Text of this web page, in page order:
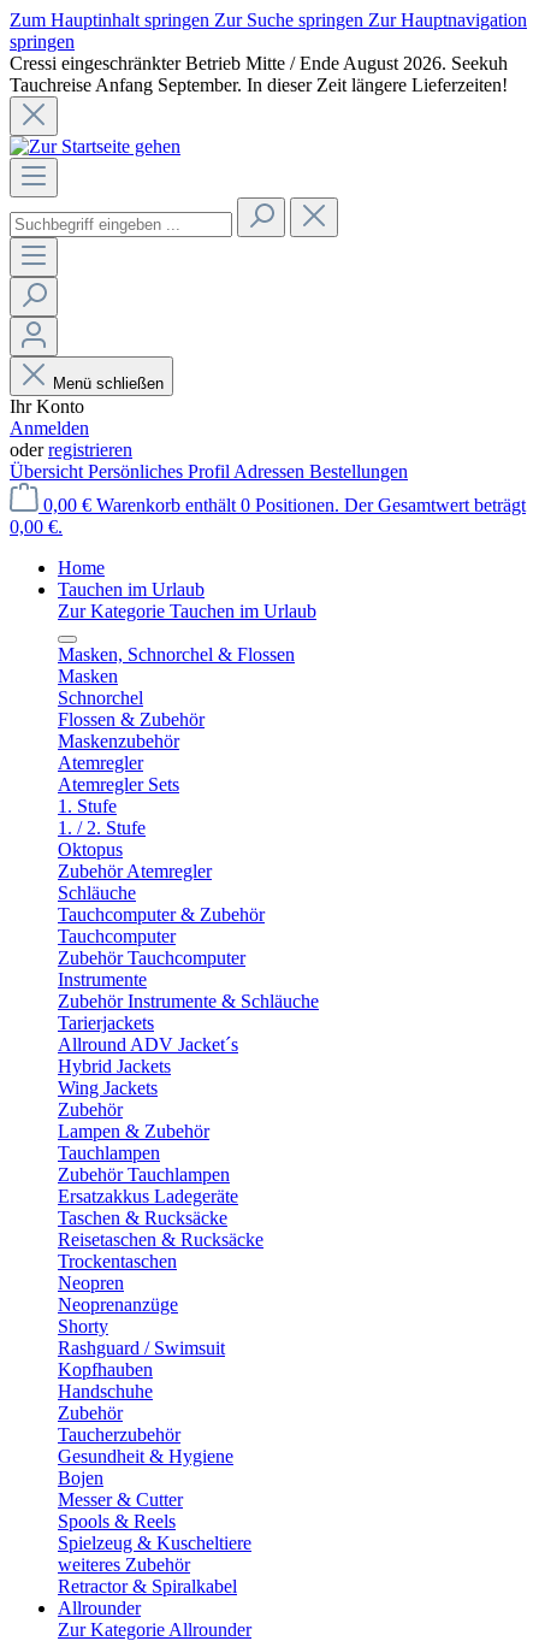
Zum Hauptinhalt springen Zur Suche springen Zur Hauptnavigation
springen
Cressi eingeschränkter Betrieb Mitte / Ende August 2026. Seekuh
Tauchreise Anfang September. In dieser Zeit längere Lieferzeiten!
Menü schließen
Ihr Konto
Anmelden
oderregistrieren
Übersicht Persönliches Profil Adressen Bestellungen
0,00 € Warenkorb enthält 0 Positionen. Der Gesamtwert beträgt
0,00 €.
Home
Tauchen im Urlaub
Zur Kategorie Tauchen im Urlaub
Masken, Schnorchel & Flossen
Masken
Schnorchel
Flossen & Zubehör
Maskenzubehör
Atemregler
Atemregler Sets
1. Stufe
1. / 2. Stufe
Oktopus
Zubehör Atemregler
Schläuche
Tauchcomputer & Zubehör
Tauchcomputer
Zubehör Tauchcomputer
Instrumente
Zubehör Instrumente & Schläuche
Tarierjackets
Allround ADV Jacket´s
Hybrid Jackets
Wing Jackets
Zubehör
Lampen & Zubehör
Tauchlampen
Zubehör Tauchlampen
Ersatzakkus Ladegeräte
Taschen & Rucksäcke
Reisetaschen & Rucksäcke
Trockentaschen
Neopren
Neoprenanzüge
Shorty
Rashguard / Swimsuit
Kopfhauben
Handschuhe
Zubehör
Taucherzubehör
Gesundheit & Hygiene
Bojen
Messer & Cutter
Spools & Reels
Spielzeug & Kuscheltiere
weiteres Zubehör
Retractor & Spiralkabel
Allrounder
Zur Kategorie Allrounder